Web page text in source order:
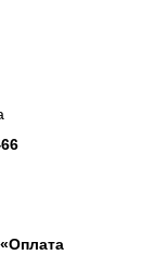
«Оплата